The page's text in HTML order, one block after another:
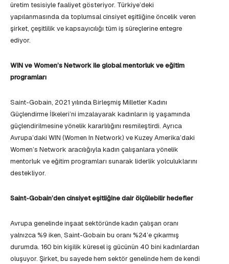
üretim tesisiyle faaliyet gösteriyor. Türkiye’deki
yapılanmasında da toplumsal cinsiyet eşitliğine öncelik veren
şirket, çeşitlilik ve kapsayıcılığı tüm iş süreçlerine entegre
ediyor.
WIN ve Women’s Network ile global mentorluk ve eğitim
programları
Saint-Gobain, 2021 yılında Birleşmiş Milletler Kadını
Güçlendirme İlkeleri’ni imzalayarak kadınların iş yaşamında
güçlendirilmesine yönelik kararlılığını resmileştirdi. Ayrıca
Avrupa’daki WIN (Women In Network) ve Kuzey Amerika’daki
Women’s Network aracılığıyla kadın çalışanlara yönelik
mentorluk ve eğitim programları sunarak liderlik yolculuklarını
destekliyor.
Saint-Gobain’den cinsiyet eşitliğine dair ölçülebilir hedefler
Avrupa genelinde inşaat sektöründe kadın çalışan oranı
yalnızca %9 iken, Saint-Gobain bu oranı %24’e çıkarmış
durumda. 160 bin kişilik küresel iş gücünün 40 bini kadınlardan
oluşuyor. Şirket, bu sayede hem sektör genelinde hem de kendi